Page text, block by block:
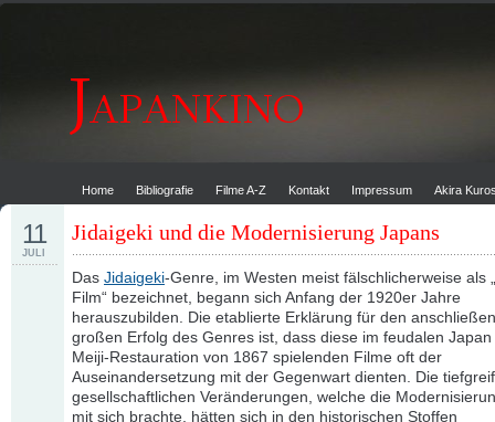
Home Bibliografie Filme A-Z Kontakt Impressum Akira
Jidaigeki und die Modernisierung Japans
11
JULI
Das Jidaigeki-Genre, im Westen meist fälschlicherweise als
Film“ bezeichnet, begann sich Anfang der 1920er Jahre
herauszubilden. Die etablierte Erklärung für den
großen Erfolg des Genres ist, dass diese im feudalen
Meiji-Restauration von 1867 spielenden Filme oft der
Auseinandersetzung mit der Gegenwart dienten. Die
gesellschaftlichen Veränderungen, welche die
mit sich brachte, hätten sich in den historischen Stoffen